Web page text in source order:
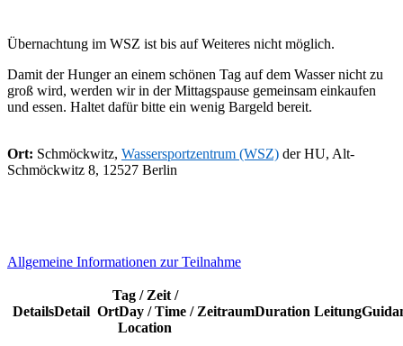
Übernachtung im WSZ ist bis auf Weiteres nicht möglich.
Damit der Hunger an einem schönen Tag auf dem Wasser nicht zu
groß wird, werden wir in der Mittagspause gemeinsam einkaufen
und essen. Haltet dafür bitte ein wenig Bargeld bereit.
Ort: Schmöckwitz, Wassersportzentrum (WSZ) der HU, Alt-
Schmöckwitz 8, 12527 Berlin
Allgemeine Informationen zur Teilnahme
DetailsDetail
Tag / Zeit /
OrtDay / Time /
Location
ZeitraumDuration Leitung